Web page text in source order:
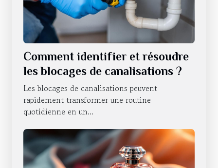
Comment identifier et résoudre
les blocages de canalisations ?
Les blocages de canalisations peuvent
rapidement transformer une routine
quotidienne en un...